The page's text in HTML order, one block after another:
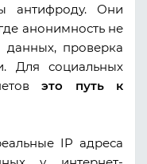
антифроду. Они
анонимность не
данных, проверка
Для социальных
это путь к
IP адреса